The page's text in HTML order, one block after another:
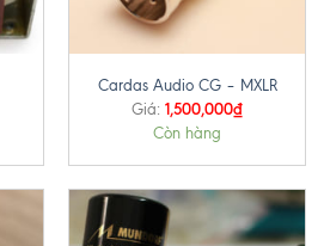
Cardas Audio CG – MXLR
Giá: 1,500,000₫
Còn hàng